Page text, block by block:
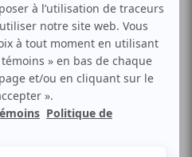
VOUS
parc avec un téléviseur pour
pas on le fait pour
nos deux amis maladroits
Tout un été pas de télé!
vont faire travailler leur